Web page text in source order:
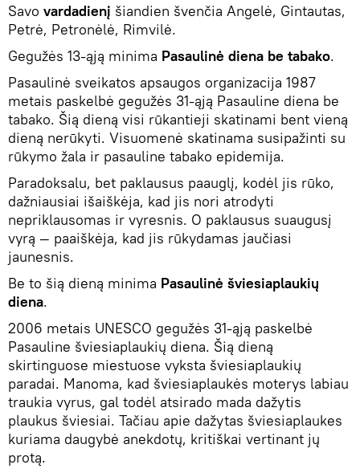
Savo vardadienį šiandien švenčia Angelė, Gintautas,
Petrė, Petronėlė, Rimvilė.
Gegužės 13-ąją minima Pasaulinė diena be tabako.
Pasaulinė sveikatos apsaugos organizacija 1987
metais paskelbė gegužės 31-ąją Pasauline diena be
tabako. Šią dieną visi rūkantieji skatinami bent vieną
dieną nerūkyti. Visuomenė skatinama susipažinti su
rūkymo žala ir pasauline tabako epidemija.
Paradoksalu, bet paklausus paauglį, kodėl jis rūko,
dažniausiai išaiškėja, kad jis nori atrodyti
nepriklausomas ir vyresnis. O paklausus suaugusį
vyrą — paaiškėja, kad jis rūkydamas jaučiasi
jaunesnis.
Be to šią dieną minima Pasaulinė šviesiaplaukių
diena.
2006 metais UNESCO gegužės 31-ąją paskelbė
Pasauline šviesiaplaukių diena. Šią dieną
skirtinguose miestuose vyksta šviesiaplaukių
paradai. Manoma, kad šviesiaplaukės moterys labiau
traukia vyrus, gal todėl atsirado mada dažytis
plaukus šviesiai. Tačiau apie dažytas šviesiaplaukes
kuriama daugybė anekdotų, kritiškai vertinant jų
protą.